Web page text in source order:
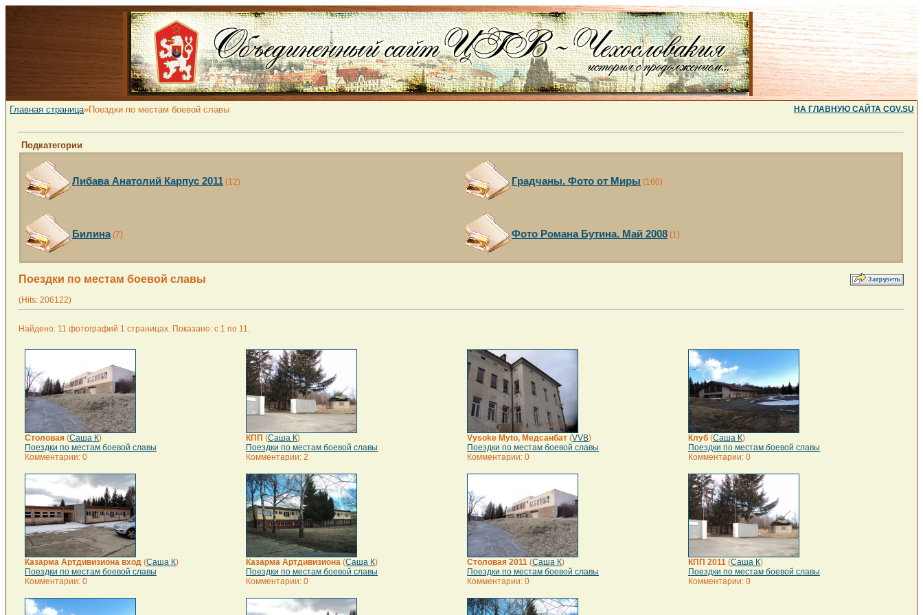
Главная страница»Поездки по местам боевой славы НА ГЛАВНУЮ САЙТА CGV.SU
Подкатегории
Либава Анатолий Карпус 2011 (12)
Билина(7)
Градчаны. Фото от Миры (160)
Фото Романа Бутина. Май 2008 (1)
Поездки по местам боевой славы
(Hits: 206122)
Найдено: 11 фотографий 1 страницах. Показано: с 1 по 11.
Столовая (Саша К)
Поездки по местам боевой славы
Комментарии: 0
КПП (Саша К)
Поездки по местам боевой славы
Комментарии: 2
Vysoke Myto, Медсанбат (VVB)
Поездки по местам боевой славы
Комментарии: 0
Клуб (Саша К)
Поездки по местам боевой славы
Комментарии: 0
Казарма Артдивизиона вход (Саша К)
Поездки по местам боевой славы
Комментарии: 0
Казарма Артдивизиона (Саша К)
Поездки по местам боевой славы
Комментарии: 0
Столовая 2011 (Саша К)
Поездки по местам боевой славы
Комментарии: 0
КПП 2011 (Саша К)
Поездки по местам боевой славы
Комментарии: 0